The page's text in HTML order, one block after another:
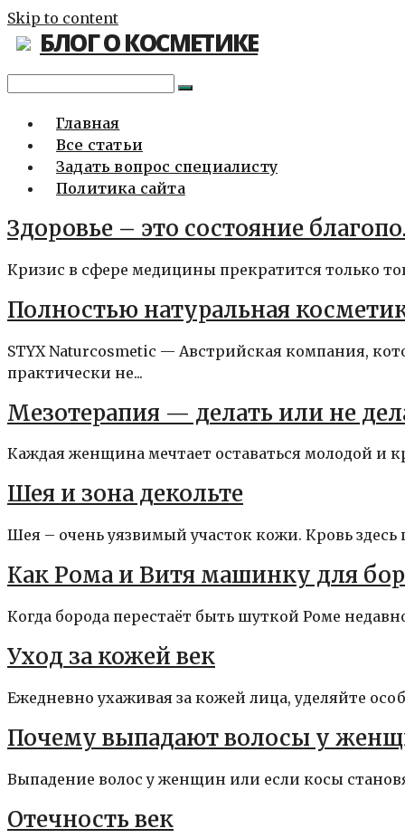
Skip to content
БЛОГ О КОСМЕТИКЕ
Главная
Все статьи
Задать вопрос специалисту
Политика сайта
Здоровье – это состояние
Кризис в сфере медицины прекратится только
Полностью натуральная
STYX Naturcosmetic — Австрийская компания,
практически не...
Мезотерапия — делать или не
Каждая женщина мечтает оставаться молодой и
Шея и зона декольте
Шея – очень уязвимый участок кожи. Кровь здесь
Как Рома и Витя машинку для
Когда борода перестаёт быть шуткой Роме
Уход за кожей век
Ежедневно ухаживая за кожей лица, уделяйте
Почему выпадают волосы у
Выпадение волос у женщин или если косы
Отечность век